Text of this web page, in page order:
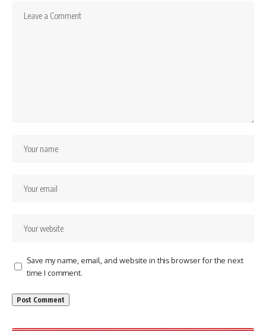
Save my name, email, and website in this browser for the next
time I comment.